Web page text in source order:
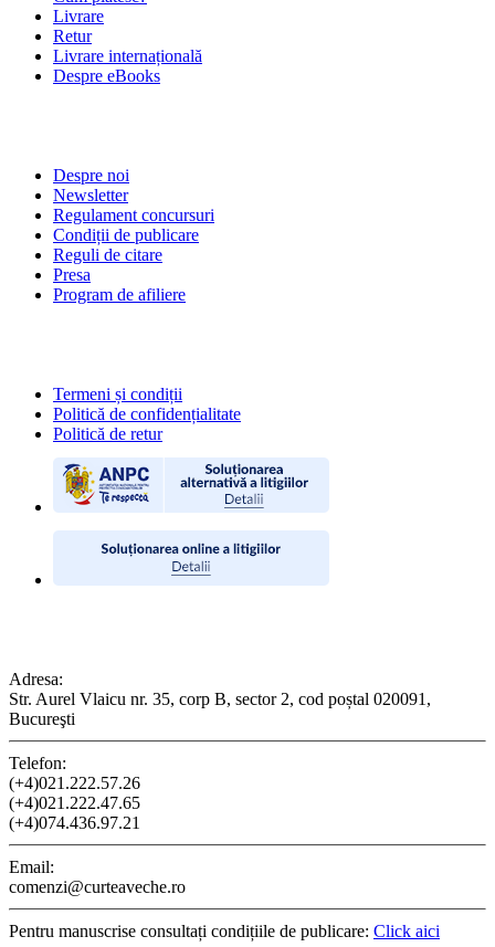
Livrare
Retur
Livrare internațională
Despre eBooks
Despre noi
Newsletter
Regulament concursuri
Condiții de publicare
Reguli de citare
Presa
Program de afiliere
Termeni și condiții
Politică de confidențialitate
Politică de retur
Adresa:
Str. Aurel Vlaicu nr. 35, corp B, sector 2, cod poștal 020091,
Bucureşti
Telefon:
(+4)021.222.57.26
(+4)021.222.47.65
(+4)074.436.97.21
Email:
comenzi@curteaveche.ro
Pentru manuscrise consultați condițiile de publicare: Click aici